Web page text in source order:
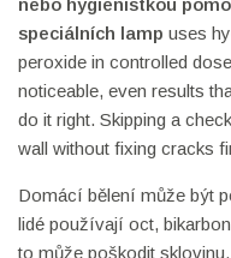
nebo hygienistkou
speciálních lamp uses
peroxide in controlled
noticeable, even results
do it right. Skipping a
wall without fixing cracks
Domácí bělení může být
lidé používají oct,
to může poškodit